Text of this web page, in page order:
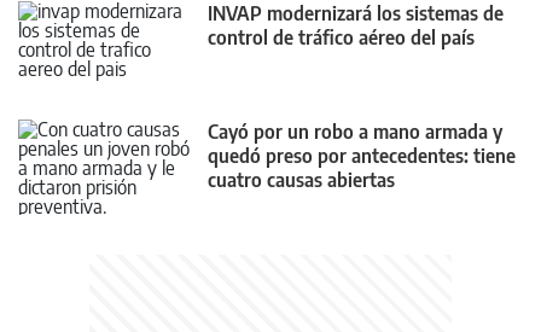
INVAP modernizará los sistemas de
control de tráfico aéreo del país
Cayó por un robo a mano armada y
quedó preso por antecedentes: tiene
cuatro causas abiertas